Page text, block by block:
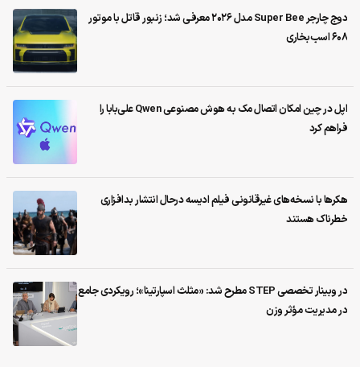
دوج چارجر Super Bee مدل ۲۰۲۶ معرفی شد؛ زنبور قاتل با موتور
۶۰۸ اسب‌بخاری
اپل در چین امکان اتصال مک به هوش مصنوعی Qwen علی‌بابا را
فراهم کرد
هکرها با نسخه‌های غیرقانونی فیلم ادیسه درحال انتشار بدافزاری
خطرناک هستند
در وبینار تخصصی STEP مطرح شد: «مثلث اسپارتینا»؛ رویکردی جامع
در مدیریت مؤثر وزن